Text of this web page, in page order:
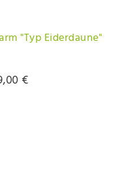
"Typ Eiderdaune"
€